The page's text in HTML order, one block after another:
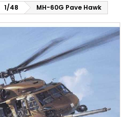
1/48 MH-60G Pave Hawk